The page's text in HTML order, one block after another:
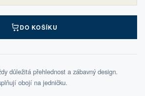
DO KOŠÍKU
důležitá přehlednost a zábavný design.
obojí na jedničku.